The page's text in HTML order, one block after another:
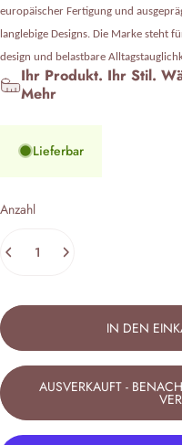
europäischer Fertigung und
langlebige Designs. Die Marke steht
design und belastbare
Ihr Produkt. Ihr Stil.
Mehr
Lieferbar
Anzahl
IN DEN
AUSVERKAUFT -